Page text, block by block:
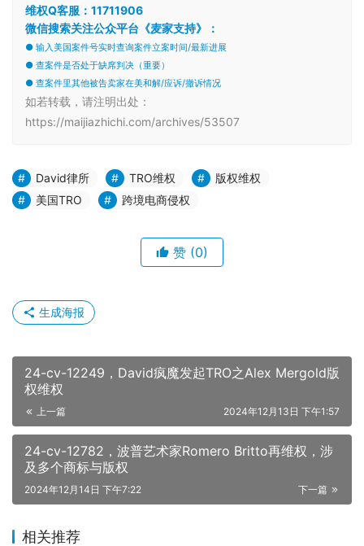
维权Q客服：11711906
微信搜索关注公众平台《麦家支持》：
● 输入美国案件号实时查询案件立案时间/最新进展
● 查案件是否处于缺席判决（重要）
● 查案件里其他被告卖家在美和解/应诉/撤诉情况
如若转载，请注明出处：
https://maijiazhichi.com/archives/53507
David律所 TRO维权
版权维权
美国TRO
跨境电商侵权
赞 (0)
生成海报
24-cv-12249，David疯魔发起TRO之Alex Mergold版
权维权
上一篇 2024年12月13日 下午1:57
24-cv-12782，波普艺术家Romero Britto再维权，涉
及多个商标与版权
下一篇
2024年12月14日 下午7:22
相关推荐